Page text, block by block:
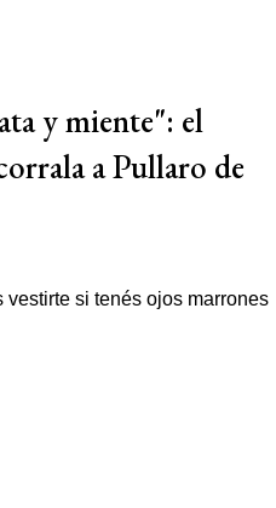
y miente": el
a Pullaro de